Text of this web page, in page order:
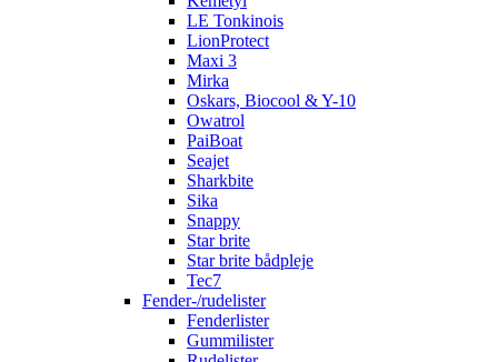
LE Tonkinois
LionProtect
Maxi 3
Mirka
Oskars, Biocool & Y-10
Owatrol
PaiBoat
Seajet
Sharkbite
Sika
Snappy
Star brite
Star brite bådpleje
Tec7
Fender-/rudelister
Fenderlister
Gummilister